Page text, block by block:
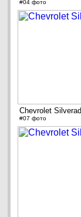
#04 фото
Chevrolet
#07 фото